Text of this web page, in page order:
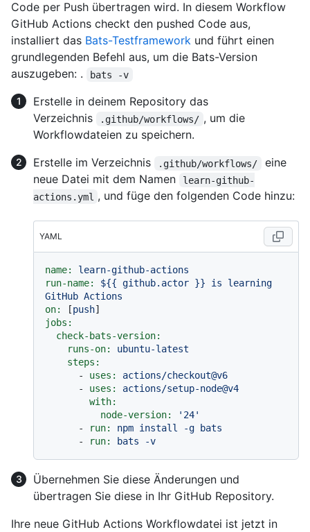
Code per Push übertragen wird. In diesem Workflow
GitHub Actions checkt den pushed Code aus,
installiert das Bats-Testframework und führt einen
grundlegenden Befehl aus, um die Bats-Version
auszugeben: .
bats -v
Erstelle in deinem Repository das
Verzeichnis
.github/workflows/ , um die
Workflowdateien zu speichern.
Erstelle im Verzeichnis
.github/workflows/
eine
neue Datei mit dem Namen
learn-github-
actions.yml , und füge den folgenden Code hinzu:
YAML
name:
learn-github-actions
run-name:
${{ github.actor }} is
learning
GitHub Actions
on:
[push
jobs:
check-bats-version:
runs-on:
ubuntu-latest
steps:
-
uses:
actions/checkout@v6
-
uses:
actions/setup-node@v4
with:
node-version:
'24'
-
run: npm install -g
bats
-
run: bats -v
Übernehmen Sie diese Änderungen und
übertragen Sie diese in Ihr GitHub Repository.
Ihre neue GitHub Actions Workflowdatei ist jetzt in